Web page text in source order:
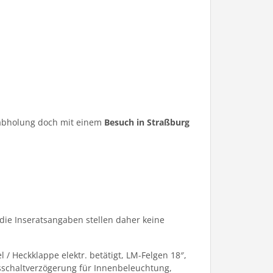
doch mit einem Besuch in Straßburg
Inseratsangaben stellen daher keine
Heckklappe elektr. betätigt, LM-Felgen 18″,
für Innenbeleuchtung,